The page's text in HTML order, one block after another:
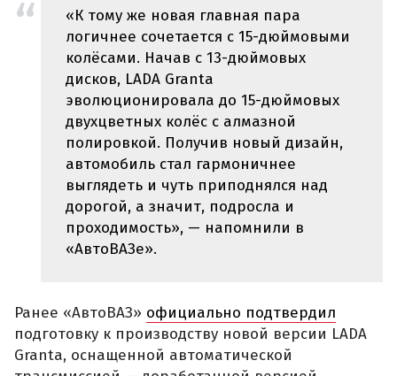
«К тому же новая главная пара
логичнее сочетается с 15-дюймовыми
колёсами. Начав с 13-дюймовых
дисков, LADA Granta
эволюционировала до 15-дюймовых
двухцветных колёс с алмазной
полировкой. Получив новый дизайн,
автомобиль стал гармоничнее
выглядеть и чуть приподнялся над
дорогой, а значит, подросла и
проходимость», — напомнили в
«АвтоВАЗе».
Ранее «АвтоВАЗ» официально подтвердил
подготовку к производству новой версии LADA
Granta, оснащенной автоматической